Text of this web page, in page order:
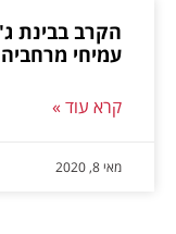
הקרב בבינת
עמיחי מרחביה
קרא עוד »
מאי 8, 2020